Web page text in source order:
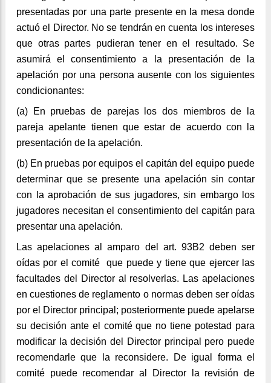
presentadas por una parte presente en la mesa donde
actuó el Director. No se tendrán en cuenta los intereses
que otras partes pudieran tener en el resultado. Se
asumirá el consentimiento a la presentación de la
apelación por una persona ausente con los siguientes
condicionantes:
(a)
En pruebas de parejas los dos miembros de la
pareja apelante tienen que estar de acuerdo con la
presentación de la apelación.
(b) En pruebas por equipos el capitán del equipo puede
determinar que se presente una apelación sin contar
con la aprobación de sus jugadores, sin embargo los
jugadores necesitan el consentimiento del capitán para
presentar una apelación.
Las apelaciones al amparo del art. 93B2 deben ser
oídas por el comité que puede y tiene que ejercer las
facultades del Director al resolverlas. Las apelaciones
en cuestiones de reglamento o normas deben ser oídas
por el Director principal; posteriormente puede apelarse
su decisión ante el comité que no tiene potestad para
modificar la decisión del Director principal pero puede
recomendarle que la reconsidere. De igual forma el
comité puede recomendar al Director la revisión de